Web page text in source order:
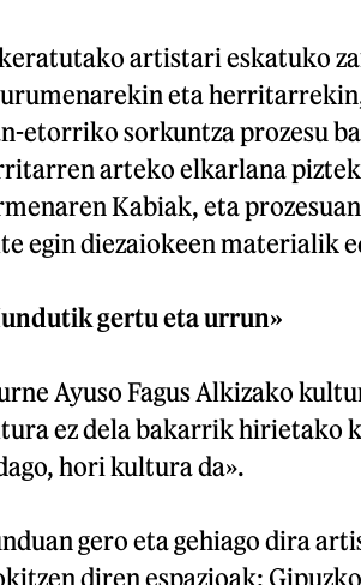
artistari eskatuko
eta
etorriko sorkuntza prozesu
arteko elkarlana
Kabiak, eta
egin diezaiokeen materialik
gertu eta urrun»
Ayuso Fagus Alkizako
ez dela bakarrik hirietako
hori kultura da».
gero eta gehiago dira
diren espazioak;